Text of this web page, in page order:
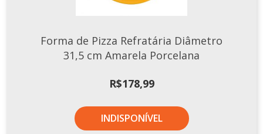
Forma de Pizza Refratária Diâmetro
31,5 cm Amarela Porcelana
R$178,99
INDISPONÍVEL